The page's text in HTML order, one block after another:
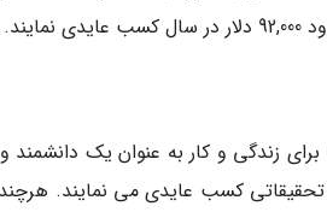
زندگی و کار به عنوان یک
مختلف تحقیقاتی کسب عایدی می نمایند.